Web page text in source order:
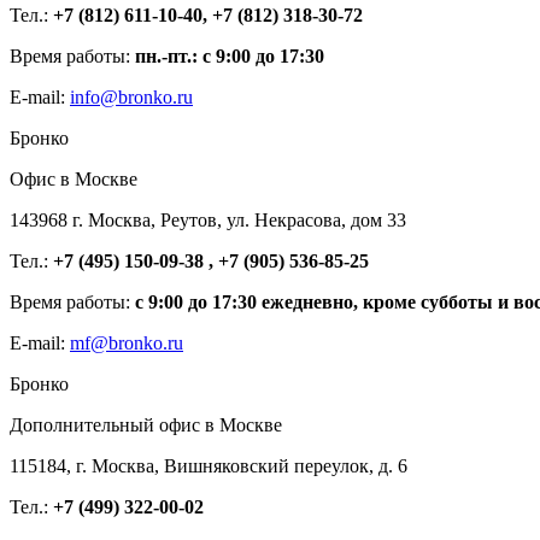
Тел.: +7 (812) 611-10-40, +7 (812) 318-30-72
Время работы: пн.-пт.: с 9:00 до 17:30
E-mail: info@bronko.ru
Бронко
Офис в Москве
143968 г. Москва, Реутов, ул. Некрасова, дом 33
Тел.: +7 (495) 150-09-38 , +7 (905) 536-85-25
Время работы: с 9:00 до 17:30 ежедневно, кроме субботы и
E-mail: mf@bronko.ru
Бронко
Дополнительный офис в Москве
115184, г. Москва, Вишняковский переулок, д. 6
Тел.: +7 (499) 322-00-02